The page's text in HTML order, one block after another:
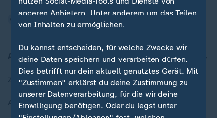
Aktuell bei ZDFheute
Zuletzt veröffentlicht
Aktuelle Sendungs-Videos
anderen Anbietern. Unter anderem um das Teilen
von Inhalten zu ermöglichen.
Du kannst entscheiden, für welche Zwecke wir
deine Daten speichern und verarbeiten dürfen.
Dies betrifft nur dein aktuell genutztes Gerät. Mit
"Zustimmen" erklärst du deine Zustimmung zu
unserer Datenverarbeitung, für die wir deine
Einwilligung benötigen. Oder du legst unter